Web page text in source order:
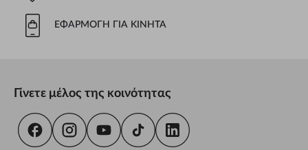
ΕΦΑΡΜΟΓΉ ΓΙΑ ΚΙΝΗΤΆ
Γίνετε μέλος της κοινότητας